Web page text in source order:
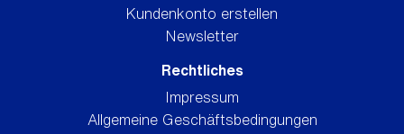
Kundenkonto erstellen
Newsletter
Rechtliches
Impressum
Allgemeine Geschäftsbedingungen